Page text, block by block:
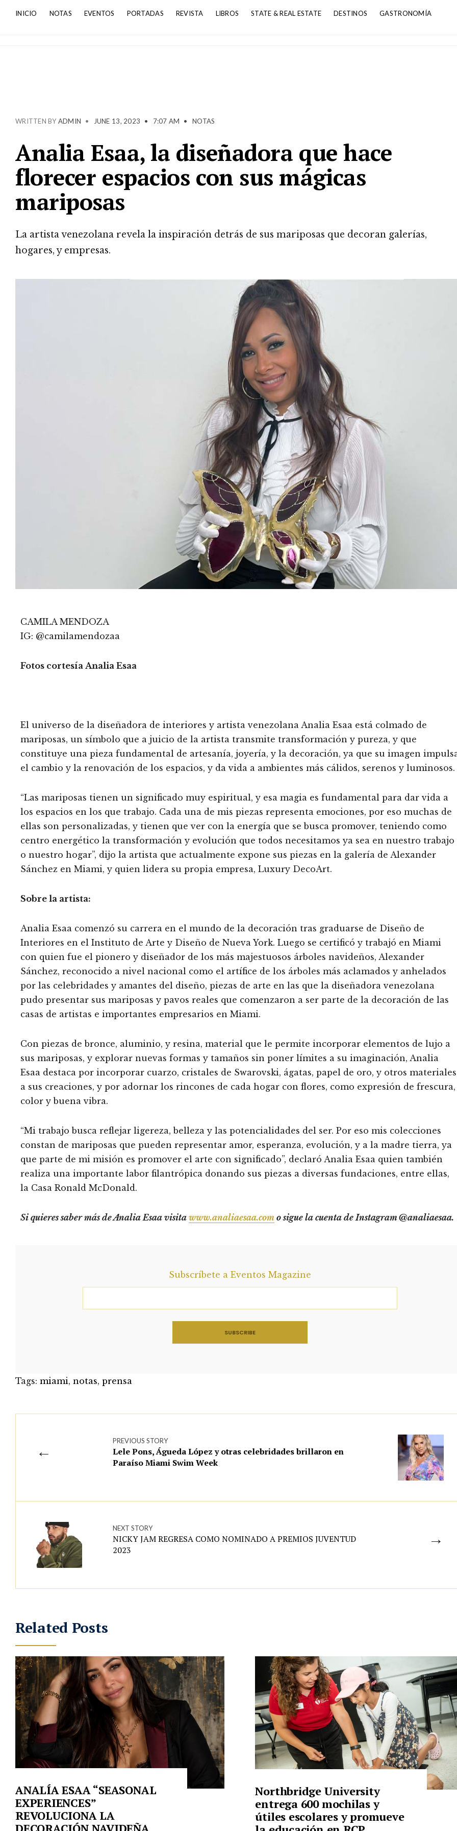
INICIO NOTAS EVENTOS PORTADAS REVISTA LIBROS STATE & REAL ESTATE DESTINOS GASTRONOMÍA
WRITTEN BY ADMIN • JUNE 13, 2023 • 7:07 AM • NOTAS
Analia Esaa, la diseñadora que hace
florecer espacios con sus mágicas
mariposas
La artista venezolana revela la inspiración detrás de sus mariposas que decoran galerías,
hogares, y empresas.
CAMILA MENDOZA
IG: @camilamendozaa
Fotos cortesía Analia Esaa
El universo de la diseñadora de interiores y artista venezolana Analia Esaa está colmado de
mariposas, un símbolo que a juicio de la artista transmite transformación y pureza, y que
constituye una pieza fundamental de artesanía, joyería, y la decoración, ya que su imagen
el cambio y la renovación de los espacios, y da vida a ambientes más cálidos, serenos y luminosos.
“Las mariposas tienen un significado muy espiritual, y esa magia es fundamental para dar vida a
los espacios en los que trabajo. Cada una de mis piezas representa emociones, por eso muchas de
ellas son personalizadas, y tienen que ver con la energía que se busca promover, teniendo como
centro energético la transformación y evolución que todos necesitamos ya sea en nuestro trabajo
o nuestro hogar”, dijo la artista que actualmente expone sus piezas en la galería de Alexander
Sánchez en Miami, y quien lidera su propia empresa, Luxury DecoArt.
Sobre la artista:
Analia Esaa comenzó su carrera en el mundo de la decoración tras graduarse de Diseño de
Interiores en el Instituto de Arte y Diseño de Nueva York. Luego se certificó y trabajó en Miami
con quien fue el pionero y diseñador de los más majestuosos árboles navideños, Alexander
Sánchez, reconocido a nivel nacional como el artífice de los árboles más aclamados y anhelados
por las celebridades y amantes del diseño, piezas de arte en las que la diseñadora venezolana
pudo presentar sus mariposas y pavos reales que comenzaron a ser parte de la decoración de las
casas de artistas e importantes empresarios en Miami.
Con piezas de bronce, aluminio, y resina, material que le permite incorporar elementos de lujo a
sus mariposas, y explorar nuevas formas y tamaños sin poner límites a su imaginación, Analia
Esaa destaca por incorporar cuarzo, cristales de Swarovski, ágatas, papel de oro, y otros materiales
a sus creaciones, y por adornar los rincones de cada hogar con flores, como expresión de frescura,
color y buena vibra.
“Mi trabajo busca reflejar ligereza, belleza y las potencialidades del ser. Por eso mis colecciones
constan de mariposas que pueden representar amor, esperanza, evolución, y a la madre tierra, ya
que parte de mi misión es promover el arte con significado”, declaró Analia Esaa quien también
realiza una importante labor filantrópica donando sus piezas a diversas fundaciones, entre ellas,
la Casa Ronald McDonald.
Si quieres saber más de Analia Esaa visita www.analiaesaa.com o sigue la cuenta de Instagram @analiaesaa.
Subscríbete a Eventos Magazine
Tags: miami, notas, prensa
←
PREVIOUS STORY
Lele Pons, Águeda López y otras celebridades brillaron en
Paraíso Miami Swim Week
→
NEXT STORY
NICKY JAM REGRESA COMO NOMINADO A PREMIOS JUVENTUD
2023
Related Posts
ANALÍA ESAA “SEASONAL
EXPERIENCES”
REVOLUCIONA LA
Northbridge University
entrega 600 mochilas y
útiles escolares y promueve